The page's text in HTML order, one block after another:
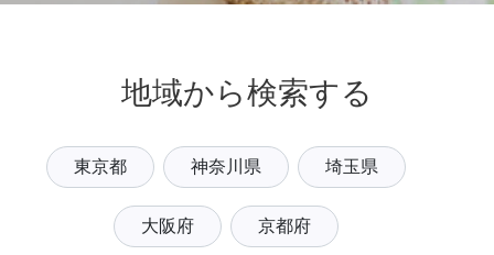
地域から検索する
東京都 神奈川県 埼玉県
大阪府 京都府